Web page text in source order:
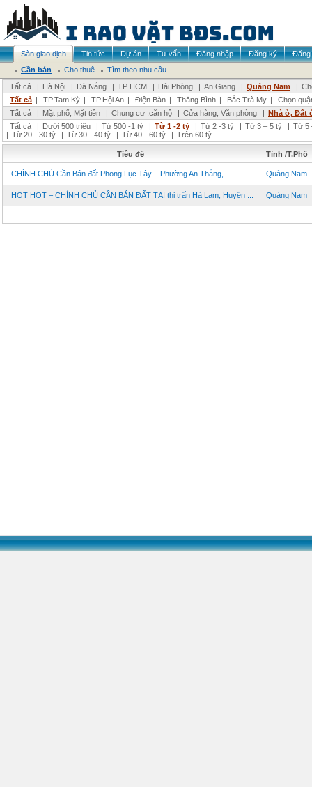
Sàn giao dịch Tin tức Dự án Tư vấn Đăng nhập Đăng ký
Đăng
Cần bán
Cho thuê
Tìm theo nhu cầu
Tất cả
| Hà Nội | Đà Nẵng | TP HCM | Hải Phòng | An Giang | Quảng Nam |
Tất cả | TP.Tam Kỳ | TP.Hội An | Điện Bàn | Thăng Bình | Bắc Trà My |
Chọn
Tất cả
| Mặt phố, Mặt tiền | Chung cư ,căn hộ | Cửa hàng, Văn phòng | Nhà ở, Đất
Tất cả
| Dưới 500 triệu | Từ 500 -1 tỷ | Từ 1 -2 tỷ | Từ 2 -3 tỷ | Từ 3 – 5 tỷ | Từ 5
| Từ 20 - 30 tỷ | Từ 30 - 40 tỷ | Từ 40 - 60 tỷ | Trên 60 tỷ
Tiêu đề Tỉnh /T.Phố
CHÍNH CHỦ Cần Bán đất Phong Lục Tây – Phường An Thắng, ... Quảng Nam
HOT HOT – CHÍNH CHỦ CẦN BÁN ĐẤT TẠI thị trấn Hà Lam, Huyện ... Quảng Nam